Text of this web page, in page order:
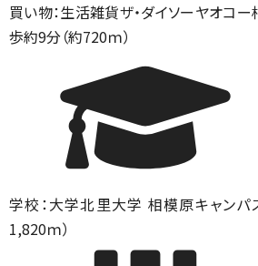
買い物：生活雑貨ザ・ダイソーヤオコ
歩約9分（約720ｍ）
学校：大学北里大学 相模原キャンパ
1,820ｍ）